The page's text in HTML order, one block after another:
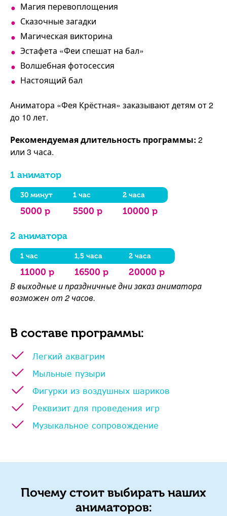
Магия перевоплощения
Сказочные загадки
Магическая викторина
Эстафета «Феи спешат на бал»
Волшебная фотосессия
Настоящий бал
Аниматора «Фея Крёстная» заказывают детям от 2
до 10 лет.
Рекомендуемая длительность программы: 2
или 3 часа.
1 аниматор
30 минут 1 час 2 часа
5000 р 5500 р 10000 р
2 аниматора
1 час 1,5 часа 2 часа
11000 р 16500 р 20000 р
В выходные и праздничные дни заказ аниматора
возможен от 2 часов.
В составе программы:
Легкий аквагрим
Мыльные пузыри
Фигурки из воздушных шариков
Реквизит для проведения игр
Музыкальное сопровождение
Почему стоит выбирать наших
аниматоров: